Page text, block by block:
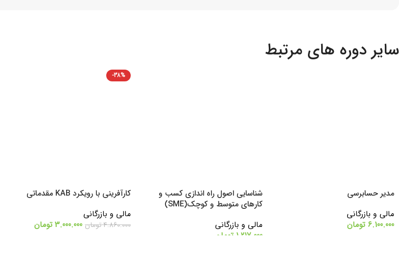
سایر دوره های مرتبط
مدیر حسابرسی
مالی و بازرگانی
6.100.000 تومان
شناسایی اصول راه اندازی کسب و
کارهای متوسط و کوچک(SME)
مالی و بازرگانی
1.217.000 تومان
-38%
کارآفرینی با رویکرد KAB مقدماتی
مالی و بازرگانی
4.860.000تومان 3.000.000 تومان